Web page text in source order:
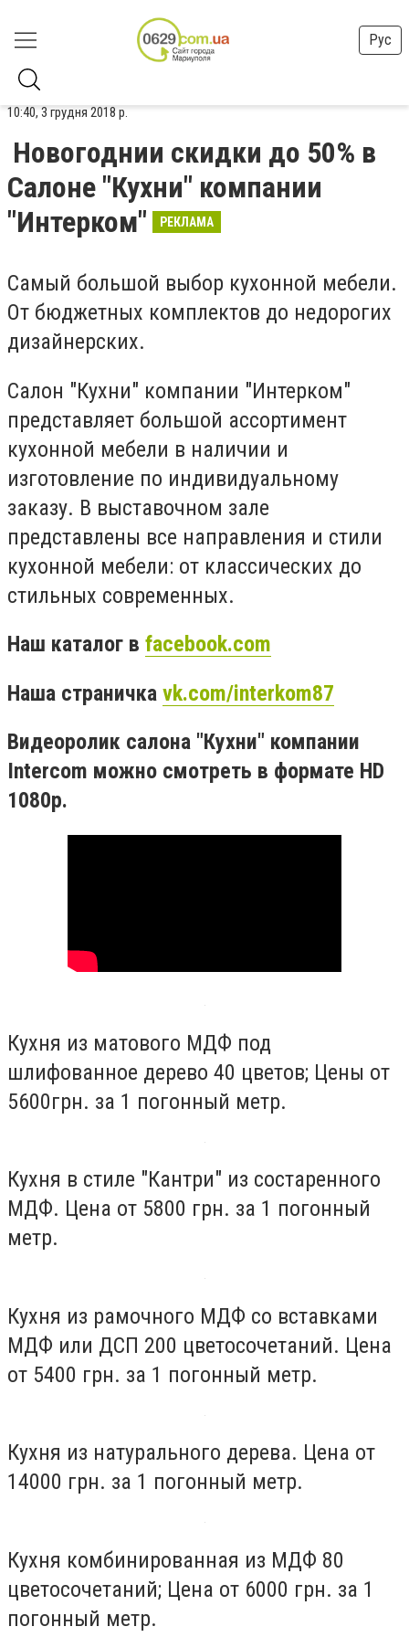
Рус
10:40, 3 грудня 2018 р.
Новогоднии скидки до 50% в
Салоне "Кухни" компании
"Интерком"
РЕКЛАМА
Самый большой выбор кухонной мебели.
От бюджетных комплектов до недорогих
дизайнерских.
Салон "Кухни" компании "Интерком"
представляет большой ассортимент
кухонной мебели в наличии и
изготовление по индивидуальному
заказу. В выставочном зале
представлены все направления и стили
кухонной мебели: от классических до
стильных современных.
Наш каталог в facebook.com
Наша страничка vk.com/interkom87
Видеоролик салона "Кухни" компании
Intercom можно смотреть в формате HD
1080p.
Кухня из матового МДФ под
шлифованное дерево 40 цветов; Цены от
5600грн. за 1 погонный метр.
Кухня в стиле "Кантри" из состаренного
МДФ. Цена от 5800 грн. за 1 погонный
метр.
Кухня из рамочного МДФ со вставками
МДФ или ДСП 200 цветосочетаний. Цена
от 5400 грн. за 1 погонный метр.
Кухня из натурального дерева. Цена от
14000 грн. за 1 погонный метр.
Кухня комбинированная из МДФ 80
цветосочетаний; Цена от 6000 грн. за 1
погонный метр.